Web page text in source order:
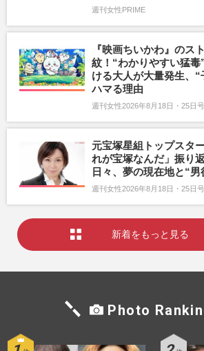
週刊女性PRIME
『映画ちいかわ』のス
紋！“わかりやすい猛
ける大人が大量発生、
ハマる理由
週刊女性2026年8月18日・25日号
元宝塚星組トップスタ
れが宝塚なんだ」振り
日々、夢の現在地と“
週刊女性2026年8月18日・25日号
新着をもっと見る
Photo